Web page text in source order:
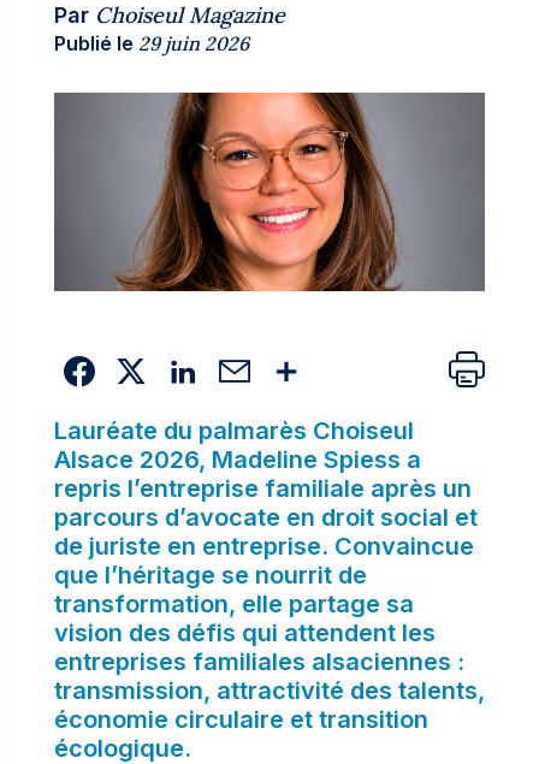
Par Choiseul Magazine
Publié le 29 juin 2026
Lauréate du palmarès Choiseul
Alsace 2026, Madeline Spiess a
repris l’entreprise familiale après un
parcours d’avocate en droit social et
de juriste en entreprise. Convaincue
que l’héritage se nourrit de
transformation, elle partage sa
vision des défis qui attendent les
entreprises familiales alsaciennes :
transmission, attractivité des talents,
économie circulaire et transition
écologique.